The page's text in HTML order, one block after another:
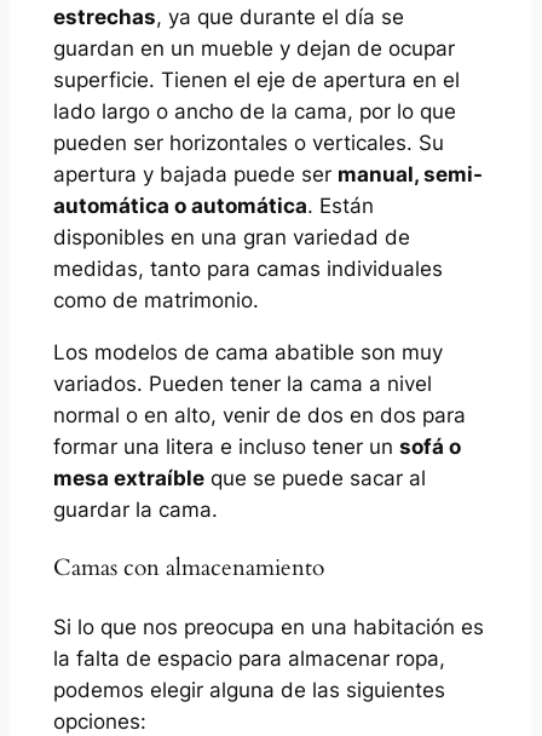
estrechas, ya que durante el día se
guardan en un mueble y dejan de ocupar
superficie. Tienen el eje de apertura en el
lado largo o ancho de la cama, por lo que
pueden ser horizontales o verticales. Su
apertura y bajada puede ser manual, semi-
automática o automática. Están
disponibles en una gran variedad de
medidas, tanto para camas individuales
como de matrimonio.
Los modelos de cama abatible son muy
variados. Pueden tener la cama a nivel
normal o en alto, venir de dos en dos para
formar una litera e incluso tener un sofá o
mesa extraíbleque se puede sacar al
guardar la cama.
Camas con almacenamiento
Si lo que nos preocupa en una habitación es
la falta de espacio para almacenar ropa,
podemos elegir alguna de las siguientes
opciones: